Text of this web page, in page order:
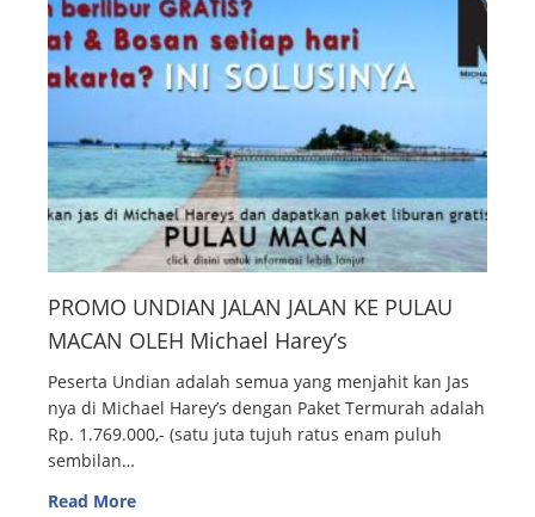
PROMO UNDIAN JALAN JALAN KE PULAU
MACAN OLEH Michael Harey’s
Peserta Undian adalah semua yang menjahit kan Jas
nya di Michael Harey’s dengan Paket Termurah adalah
Rp. 1.769.000,- (satu juta tujuh ratus enam puluh
sembilan…
Read More